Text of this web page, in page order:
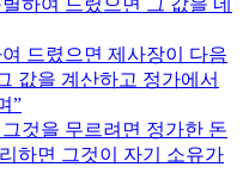
드렸으면 제사장이 다음
값을 계산하고 정가에서
것을 무르려면 정가한 돈
하면 그것이 자기 소유가